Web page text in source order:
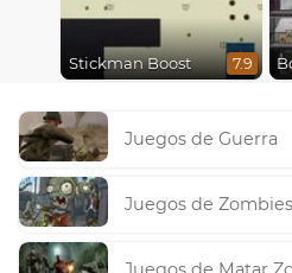
Stickman Boost 7.9
Juegos de Guerra
Juegos de Zombies